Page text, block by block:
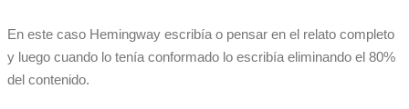
En este caso Hemingway escribía o pensar en el relato completo
y luego cuando lo tenía conformado lo escribía eliminando el 80%
del contenido.